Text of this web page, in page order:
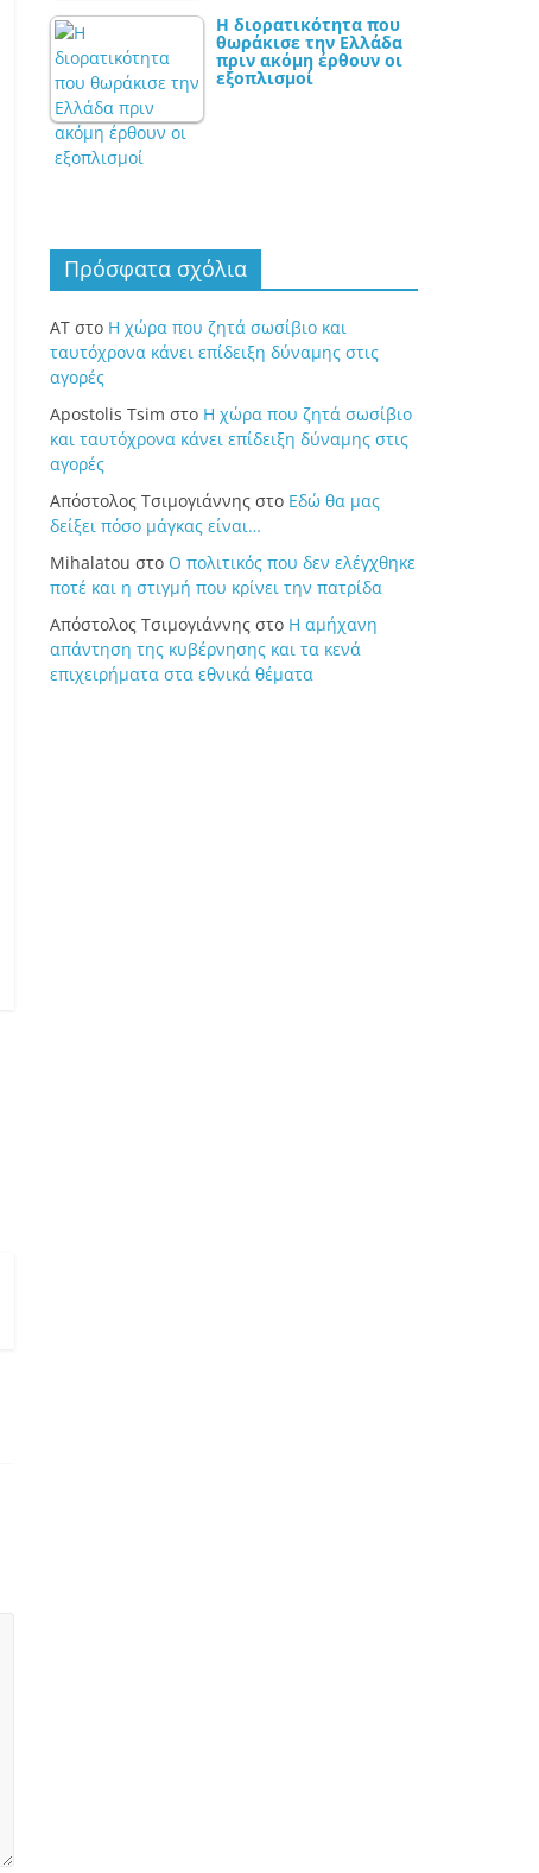
Η διορατικότητα που
θωράκισε την Ελλάδα
πριν ακόμη έρθουν οι
εξοπλισμοί
Πρόσφατα σχόλια
ΑΤ στο Η χώρα που ζητά σωσίβιο και
ταυτόχρονα κάνει επίδειξη δύναμης στις
αγορές
Apostolis Tsim στο Η χώρα που ζητά σωσίβιο
και ταυτόχρονα κάνει επίδειξη δύναμης στις
αγορές
Απόστολος Τσιμογιάννης στο Εδώ θα μας
δείξει πόσο μάγκας είναι…
Mihalatou στο Ο πολιτικός που δεν ελέγχθηκε
ποτέ και η στιγμή που κρίνει την πατρίδα
Απόστολος Τσιμογιάννης στο Η αμήχανη
απάντηση της κυβέρνησης και τα κενά
επιχειρήματα στα εθνικά θέματα